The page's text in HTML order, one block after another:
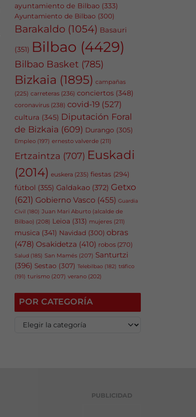
ayuntamiento de Bilbao (333)
Ayuntamiento de Bilbao (300)
Barakaldo (1054) Basauri
(351) Bilbao (4429)
Bilbao Basket (785)
Bizkaia (1895) campañas
(225) carreteras (236) conciertos (348)
coronavirus (238) covid-19 (527)
cultura (345) Diputación Foral
de Bizkaia (609) Durango (305)
Empleo (197) ernesto valverde (211)
Ertzaintza (707) Euskadi
(2014) euskera (235) fiestas (294)
fútbol (355) Galdakao (372) Getxo
(621) Gobierno Vasco (455) Guardia
Civil (180) Juan Mari Aburto (alcalde de
Bilbao) (208) Leioa (313) mujeres (211)
musica (341) Navidad (300) obras
(478) Osakidetza (410) robos (270)
Salud (185) San Mamés (207) Santurtzi
(396) Sestao (307) Telebilbao (182) tráfico
(191) turismo (207) verano (202)
POR CATEGORÍA
PUBLICIDAD